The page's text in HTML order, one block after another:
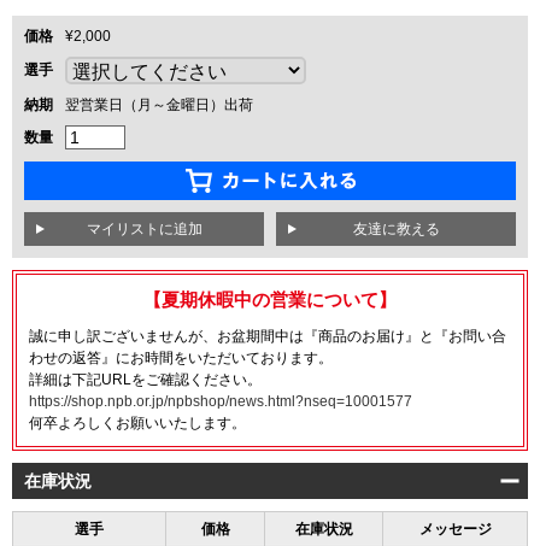
価格
¥2,000
選手
納期
翌営業日（月～金曜日）出荷
数量
友達に教える
【夏期休暇中の営業について】
誠に申し訳ございませんが、お盆期間中は『商品のお届け』と『お問い合
わせの返答』にお時間をいただいております。
詳細は下記URLをご確認ください。
https://shop.npb.or.jp/npbshop/news.html?nseq=10001577
何卒よろしくお願いいたします。
在庫状況
選手 価格 在庫状況 メッセージ